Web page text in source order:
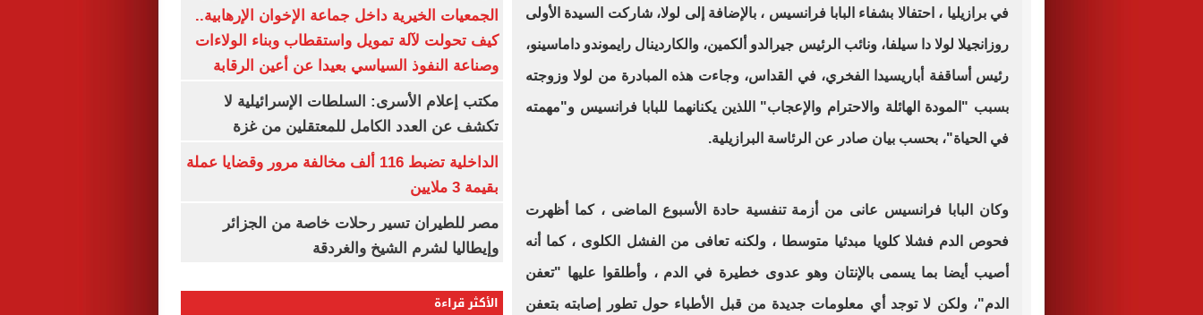
في برازيليا ، احتفالا بشفاء البابا فرانسيس ، بالإضافة إلى لولا، شاركت السيدة الأولى
روزانجيلا لولا دا سيلفا، ونائب الرئيس جيرالدو ألكمين، والكاردينال رايموندو داماسينو،
رئيس أساقفة أباريسيدا الفخري، في القداس، وجاءت هذه المبادرة من لولا وزوجته
بسبب "المودة الهائلة والاحترام والإعجاب" اللذين يكنانهما للبابا فرانسيس و"مهمته
في الحياة"، بحسب بيان صادر عن الرئاسة البرازيلية.
وكان البابا فرانسيس عانى من أزمة تنفسية حادة الأسبوع الماضى ، كما أظهرت
فحوص الدم فشلا كلويا مبدئيا متوسطا ، ولكنه تعافى من الفشل الكلوى ، كما أنه
أصيب أيضا بما يسمى بالإنتان وهو عدوى خطيرة في الدم ، وأطلقوا عليها "تعفن
الدم"، ولكن لا توجد أي معلومات جديدة من قبل الأطباء حول تطور إصابته بتعفن
الجمعيات الخيرية داخل جماعة الإخوان الإرهابية..
كيف تحولت لآلة تمويل واستقطاب وبناء الولاءات
وصناعة النفوذ السياسي بعيدا عن أعين الرقابة
مكتب إعلام الأسرى: السلطات الإسرائيلية لا
تكشف عن العدد الكامل للمعتقلين من غزة
الداخلية تضبط 116 ألف مخالفة مرور وقضايا عملة
بقيمة 3 ملايين
مصر للطيران تسير رحلات خاصة من الجزائر
وإيطاليا لشرم الشيخ والغردقة
الأكثر قراءة